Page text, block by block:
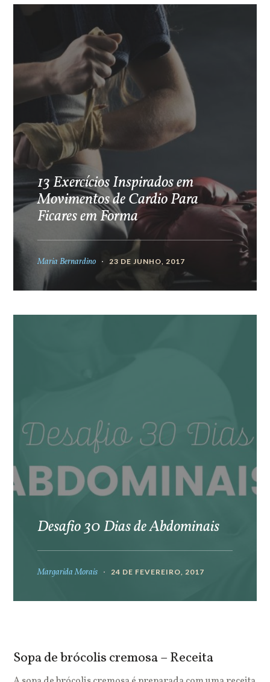
13 Exercícios Inspirados em
Movimentos de Cardio Para
Ficares em Forma
Maria Bernardino 23 DE JUNHO, 2017
Desafio 30 Dias de Abdominais
Margarida Morais 24 DE FEVEREIRO, 2017
Sopa de brócolis cremosa – Receita